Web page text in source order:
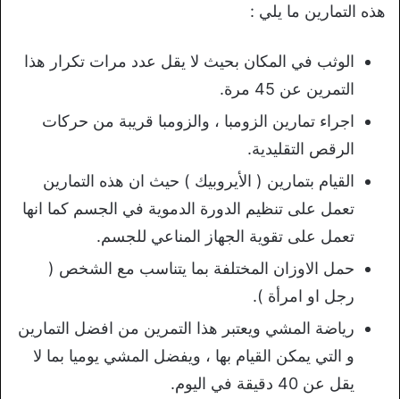
هذه التمارين ما يلي :
الوثب في المكان بحيث لا يقل عدد مرات تكرار هذا
التمرين عن 45 مرة.
اجراء تمارين الزومبا ، والزومبا قريبة من حركات
الرقص التقليدية.
القيام بتمارين ( الأيروبيك ) حيث ان هذه التمارين
تعمل على تنظيم الدورة الدموية في الجسم كما انها
تعمل على تقوية الجهاز المناعي للجسم.
حمل الاوزان المختلفة بما يتناسب مع الشخص (
رجل او امرأة ).
رياضة المشي ويعتبر هذا التمرين من افضل التمارين
و التي يمكن القيام بها ، ويفضل المشي يوميا بما لا
يقل عن 40 دقيقة في اليوم.